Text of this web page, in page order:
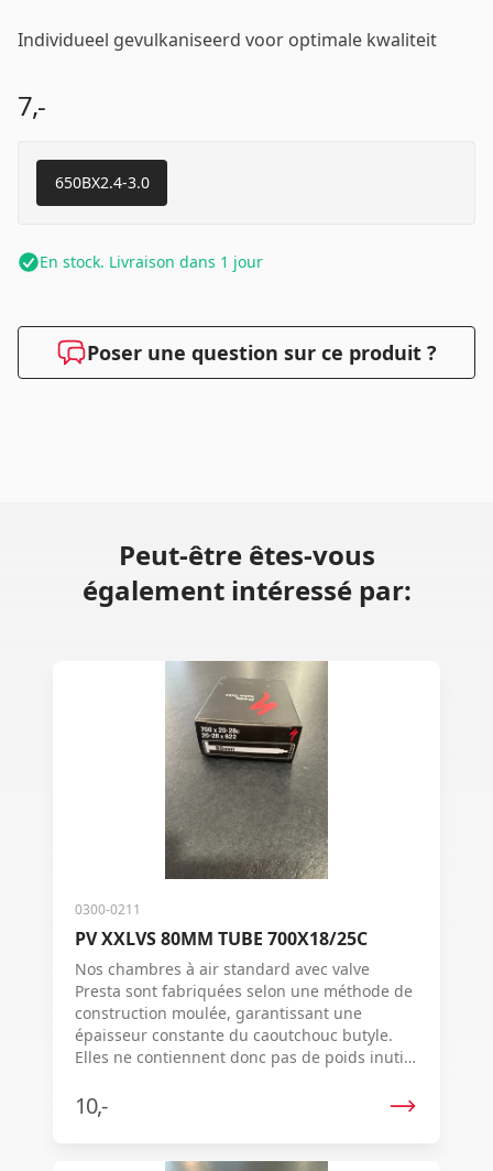
Individueel gevulkaniseerd voor optimale kwaliteit
7,-
650BX2.4-3.0
En stock. Livraison dans 1 jour
Poser une question sur ce produit ?
Peut-être êtes-vous
également intéressé par:
0300-0211
PV XXLVS 80MM TUBE 700X18/25C
Nos chambres à air standard avec valve
Presta sont fabriquées selon une méthode de
construction moulée, garantissant une
épaisseur constante du caoutchouc butyle.
Elles ne contiennent donc pas de poids inutile
Chaque chambre à air est vulcanisée
individuellement pour une épaisseur de paroi
10,-